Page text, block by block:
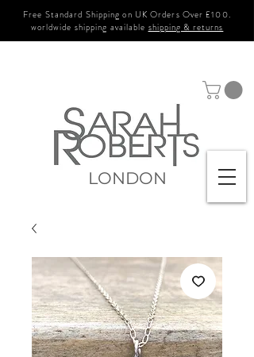
Free Standard Shipping on UK Orders Over £100.
worldwide shipping available shipping & returns
LONDON